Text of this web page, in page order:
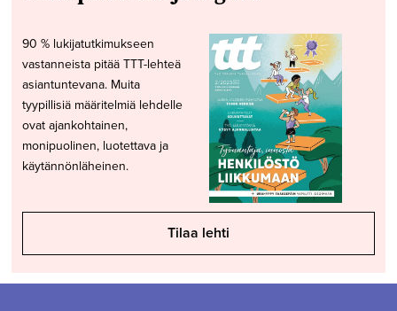
90 % lukijatutkimukseen
vastanneista pitää TTT-lehteä
asiantuntevana. Muita
tyypillisiä määritelmiä lehdelle
ovat ajankohtainen,
monipuolinen, luotettava ja
käytännönläheinen.
Tilaa lehti